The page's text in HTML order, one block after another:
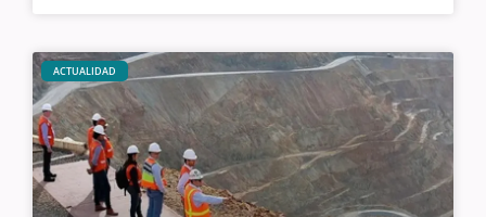
ACTUALIDAD